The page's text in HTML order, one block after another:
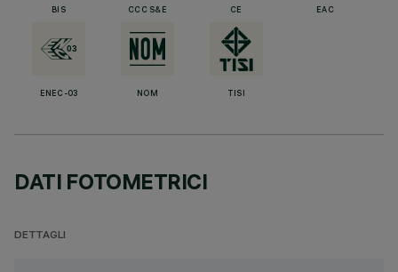
BIS CCC S&E CE EAC
ENEC-03 NOM TISI
DATI FOTOMETRICI
DETTAGLI